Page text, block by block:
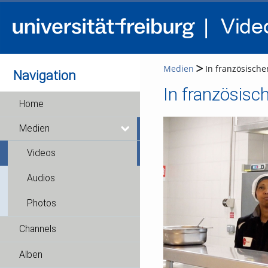
Navigation
Home
Medien
Videos
Audios
Photos
Channels
Alben
Medien In
In